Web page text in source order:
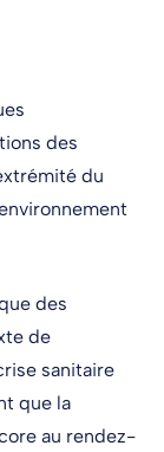
des
du
des
de
sanitaire
que la
au rendez-